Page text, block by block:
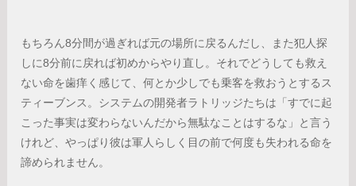
もちろん8分間が過ぎれば元の場所に戻るんだし、また犯人探
しに8分前に戻れば初めからやり直し。それでどうしても救え
ない命を歯痒く感じて、何とか少しでも乗客を救おうとするス
ティーブンス。システムの開発者ラトリッジたちは「すでに起
こった事実は変わらないんだから無駄なことはするな」と言う
けれど、やっぱり彼は軍人らしく目の前で何度も失われる命を
諦められません。